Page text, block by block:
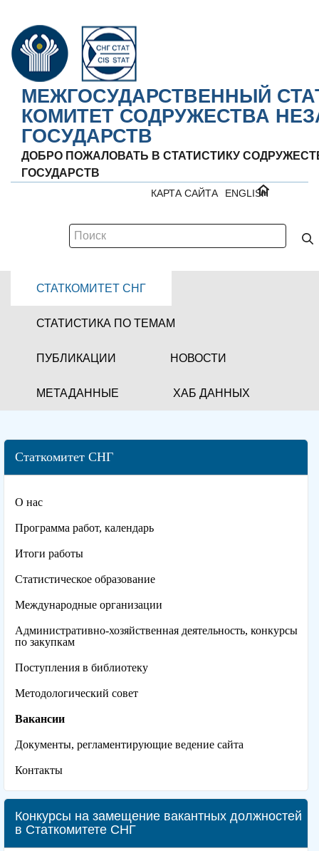
МЕЖГОСУДАРСТВЕННЫЙ
КОМИТЕТ СОДРУЖЕСТВА
ГОСУДАРСТВ
ДОБРО ПОЖАЛОВАТЬ В СТАТИСТИКУ
ГОСУДАРСТВ
ENGLISH
КАРТА САЙТА
СТАТКОМИТЕТ СНГ
СТАТИСТИКА ПО ТЕМАМ
ПУБЛИКАЦИИ НОВОСТИ
МЕТАДАННЫЕ ХАБ ДАННЫХ
Статкомитет СНГ
О нас
Программа работ, календарь
Итоги работы
Статистическое образование
Международные организации
Административно-хозяйственная деятельность, конкурсы
по закупкам
Поступления в библиотеку
Методологический совет
Вакансии
Документы, регламентирующие ведение сайта
Контакты
Конкурсы на замещение вакантных должностей
в Статкомитете СНГ